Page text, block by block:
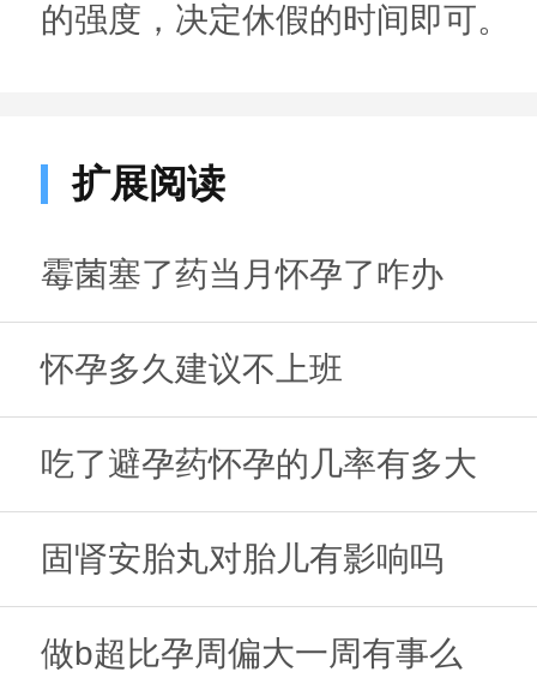
的强度，决定休假的时间即可。
扩展阅读
霉菌塞了药当月怀孕了咋办
怀孕多久建议不上班
吃了避孕药怀孕的几率有多大
固肾安胎丸对胎儿有影响吗
做b超比孕周偏大一周有事么